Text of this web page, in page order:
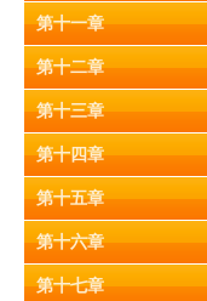
第十一章
第十二章
第十三章
第十四章
第十五章
第十六章
第十七章